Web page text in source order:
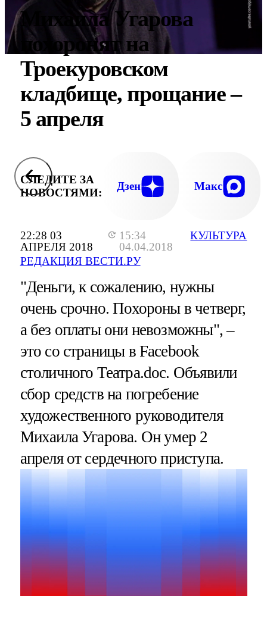
22:28 03
АПРЕЛЯ 2018
15:34
04.04.2018
РЕДАКЦИЯ ВЕСТИ.РУ
КУЛЬТУРА
Михаила Угарова
похоронят на
Троекуровском
кладбище, прощание –
5 апреля
СЛЕДИТЕ ЗА
НОВОСТЯМИ:
Дзен Макс
"Деньги, к сожалению, нужны
очень срочно. Похороны в четверг,
а без оплаты они невозможны", –
это со страницы в Facebook
столичного Театра.doc. Объявили
сбор средств на погребение
художественного руководителя
Михаила Угарова. Он умер 2
апреля от сердечного приступа.